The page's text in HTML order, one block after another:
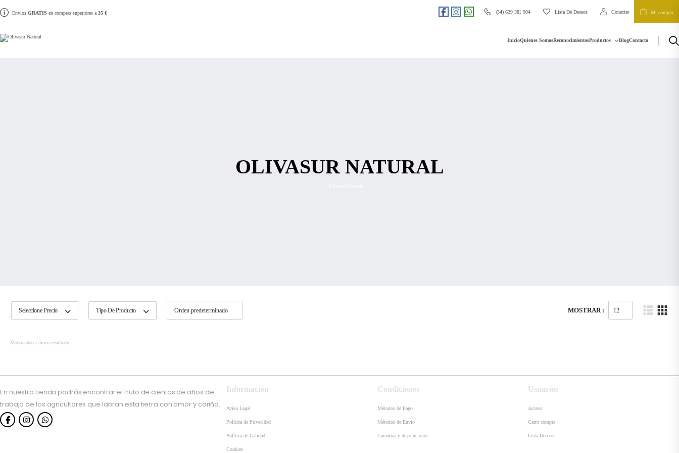
Envios GRATIS en compras superiores a 35 € (34) 629 381 904 Lista De Deseos Conectar Mi compra
InicioQuienes SomosReconocimientosProductos BlogContacto
OLIVASUR NATURAL
Seleccione Precio Tipo De Producto MOSTRAR :
Mostrando el único resultado
En nuestra tienda podrás encontrar el fruto de cientos de años de
trabajo de los agricultores que labran esta tierra con amor y cariño.
Información
Aviso Legal
Política de Privacidad
Política de Calidad
Cookies
Condiciones
Métodos de Pago
Métodos de Envío
Garantias y devoluciones
Usuarios
Acceso
Carro compra
Lista Deseos